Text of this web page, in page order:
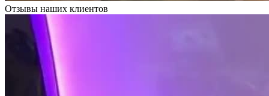
Отзывы наших клиентов